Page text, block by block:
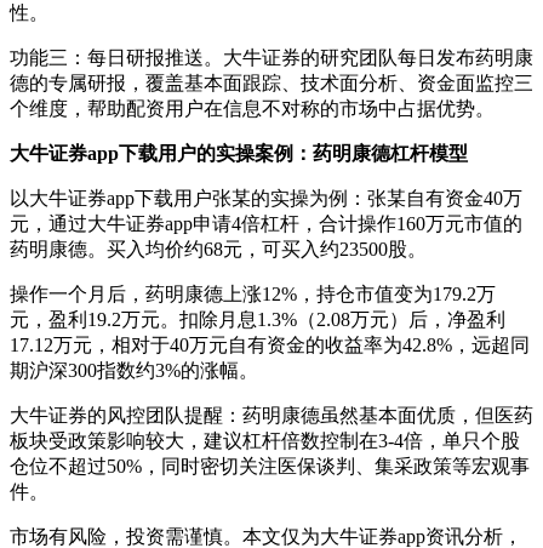
性。
功能三：每日研报推送。大牛证券的研究团队每日发布药明康
德的专属研报，覆盖基本面跟踪、技术面分析、资金面监控三
个维度，帮助配资用户在信息不对称的市场中占据优势。
大牛证券app下载用户的实操案例：药明康德杠杆模型
以大牛证券app下载用户张某的实操为例：张某自有资金40万
元，通过大牛证券app申请4倍杠杆，合计操作160万元市值的
药明康德。买入均价约68元，可买入约23500股。
操作一个月后，药明康德上涨12%，持仓市值变为179.2万
元，盈利19.2万元。扣除月息1.3%（2.08万元）后，净盈利
17.12万元，相对于40万元自有资金的收益率为42.8%，远超同
期沪深300指数约3%的涨幅。
大牛证券的风控团队提醒：药明康德虽然基本面优质，但医药
板块受政策影响较大，建议杠杆倍数控制在3-4倍，单只个股
仓位不超过50%，同时密切关注医保谈判、集采政策等宏观事
件。
市场有风险，投资需谨慎。本文仅为大牛证券app资讯分析，